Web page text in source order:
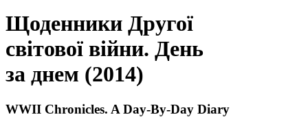
Щоденники Другої
світової війни. День
за днем (2014)
WWII Chronicles. A Day-By-Day Diary